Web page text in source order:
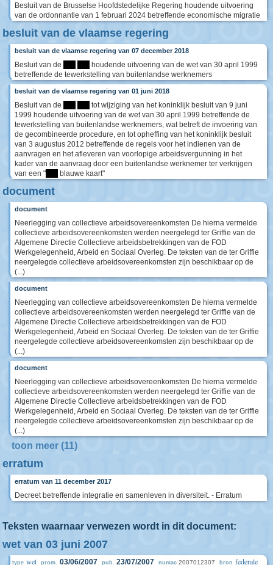
Besluit van de Brusselse Hoofdstedelijke Regering houdende uitvoering
van de ordonnantie van 1 februari 2024 betreffende economische migratie
besluit van de vlaamse regering
besluit van de vlaamse regering van 07 december 2018
Besluit van de
houdende uitvoering van de wet van 30 april 1999
betreffende de tewerkstelling van buitenlandse werknemers
besluit van de vlaamse regering van 01 juni 2018
Besluit van de
tot wijziging van het koninklijk besluit van 9 juni
1999 houdende uitvoering van de wet van 30 april 1999 betreffende de
tewerkstelling van buitenlandse werknemers, wat betreft de invoering van
de gecombineerde procedure, en tot opheffing van het koninklijk besluit
van 3 augustus 2012 betreffende de regels voor het indienen van de
aanvragen en het afleveren van voorlopige arbeidsvergunning in het
kader van de aanvraag door een buitenlandse werknemer ter verkrijgen
van een "
blauwe kaart"
document
document
Neerlegging van collectieve arbeidsovereenkomsten De hierna vermelde
collectieve arbeidsovereenkomsten werden neergelegd ter Griffie van de
Algemene Directie Collectieve arbeidsbetrekkingen van de FOD
Werkgelegenheid, Arbeid en Sociaal Overleg. De teksten van de ter Griffie
neergelegde collectieve arbeidsovereenkomsten zijn beschikbaar op de
(...)
document
Neerlegging van collectieve arbeidsovereenkomsten De hierna vermelde
collectieve arbeidsovereenkomsten werden neergelegd ter Griffie van de
Algemene Directie Collectieve arbeidsbetrekkingen van de FOD
Werkgelegenheid, Arbeid en Sociaal Overleg. De teksten van de ter Griffie
neergelegde collectieve arbeidsovereenkomsten zijn beschikbaar op de
(...)
document
Neerlegging van collectieve arbeidsovereenkomsten De hierna vermelde
collectieve arbeidsovereenkomsten werden neergelegd ter Griffie van de
Algemene Directie Collectieve arbeidsbetrekkingen van de FOD
Werkgelegenheid, Arbeid en Sociaal Overleg. De teksten van de ter Griffie
neergelegde collectieve arbeidsovereenkomsten zijn beschikbaar op de
(...)
toon meer (11)
erratum
erratum van 11 december 2017
Decreet betreffende integratie en samenleven in diversiteit. - Erratum
Teksten waarnaar verwezen wordt in dit document:
wet van 03 juni 2007
type wet prom. 03/06/2007 pub. 23/07/2007 numac 2007012307 bron federale